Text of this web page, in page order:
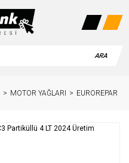
ARA
MOTOR YAĞLARI EUROREPAR